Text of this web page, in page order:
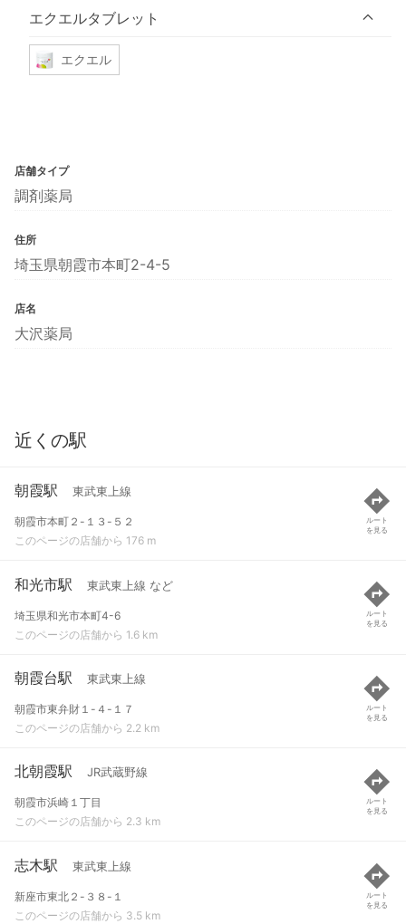
エクエルタブレット
エクエル
店舗タイプ
調剤薬局
住所
埼玉県朝霞市本町2-4-5
店名
大沢薬局
近くの駅
朝霞駅 東武東上線
朝霞市本町２-１３-５２
このページの店舗から 176 m
ルート
を見る
和光市駅 東武東上線 など
埼玉県和光市本町4-6
このページの店舗から 1.6 km
ルート
を見る
朝霞台駅 東武東上線
朝霞市東弁財１-４-１７
このページの店舗から 2.2 km
ルート
を見る
北朝霞駅 JR武蔵野線
朝霞市浜崎１丁目
このページの店舗から 2.3 km
ルート
を見る
志木駅 東武東上線
新座市東北２-３８-１
このページの店舗から 3.5 km
ルート
を見る